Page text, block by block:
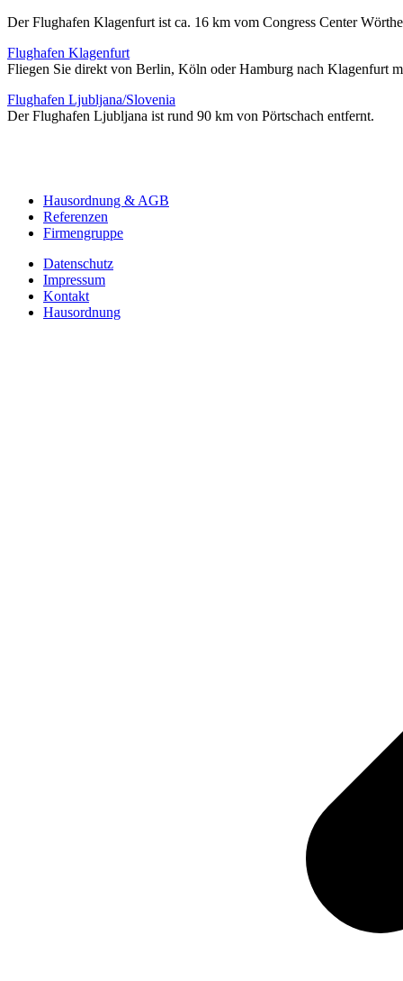
Der Flughafen Klagenfurt ist ca. 16 km vom Congress Center
Flughafen Klagenfurt
Fliegen Sie direkt von Berlin, Köln oder Hamburg nach Klagenfurt
Flughafen Ljubljana/Slovenia
Der Flughafen Ljubljana ist rund 90 km von Pörtschach entfernt.
Hausordnung & AGB
Referenzen
Firmengruppe
Datenschutz
Impressum
Kontakt
Hausordnung